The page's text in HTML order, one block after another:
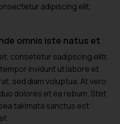
adipiscing elit,
omnis iste natus et
consetetur sadipscing elitr,
invidunt ut labore et
sed diam voluptua. At vero
dolores et ea rebum. Stet
takimata sanctus est